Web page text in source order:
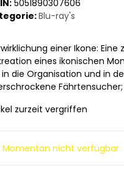
5051890307606
Blu-ray's
einer Ikone:
eines ikonischen
die Organisation und in
zurzeit vergriffen
Momentan nicht verfügbar